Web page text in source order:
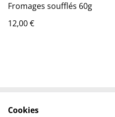
Fromages soufflés 60g
12,00 €
Cookies